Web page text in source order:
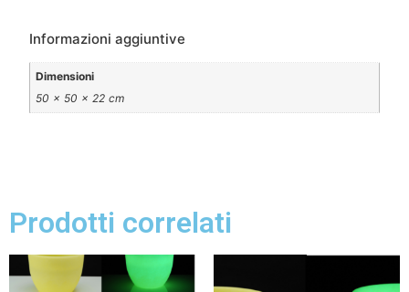
Informazioni aggiuntive
Dimensioni
50 × 50 × 22 cm
Prodotti correlati